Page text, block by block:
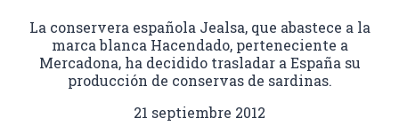
La conservera española Jealsa, que abastece a la
marca blanca Hacendado, perteneciente a
Mercadona, ha decidido trasladar a España su
producción de conservas de sardinas.
21 septiembre 2012